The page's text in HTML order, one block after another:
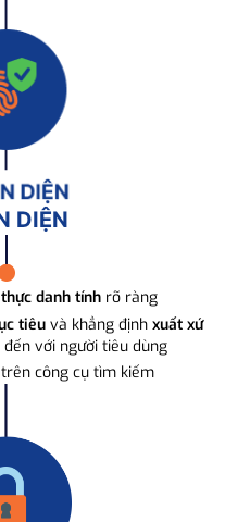
DIỆN
danh tính rõ ràng
tiêuvà khẳng định xuất xứ
với người tiêu dùng
trên công cụ tìm kiếm